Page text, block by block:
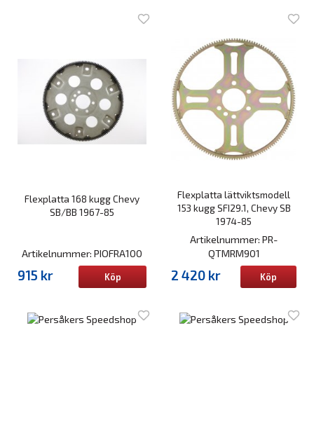
Flexplatta 168 kugg Chevy
SB/BB 1967-85
Artikelnummer: PIOFRA100
915 kr Köp
Flexplatta lättviktsmodell
153 kugg SFI29.1, Chevy SB
1974-85
Artikelnummer: PR-
QTMRM901
2 420 kr Köp